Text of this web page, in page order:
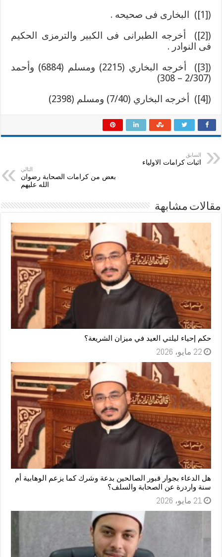
([1]) البخارى فى صحيحه .
([2]) أخرجه الطبرانى فى الكبير والترمزى الحكيم
فى النوادر .
([3]) أخرجه البخاري (2215) ومسلم (6884) وأحمد
(2/307 – 308)
([4]) أخرجه البخاري (7/40) ومسلم (2398)
السابق
اثبات كرامات الاولياء
التالي
بعض من كرامات الصحابة رضوان
الله عليهم
مقالات مشابهة
حكم إحياء ليلتي العيد في ميزان الشريعة؟
22 مايو، 2026
هل الدعاء بجوار قبور الصالحين بدعة وشرك كما يزعم الوهابية أم
سنة واردرة عن الصحابة والسلف؟
21 مايو، 2026